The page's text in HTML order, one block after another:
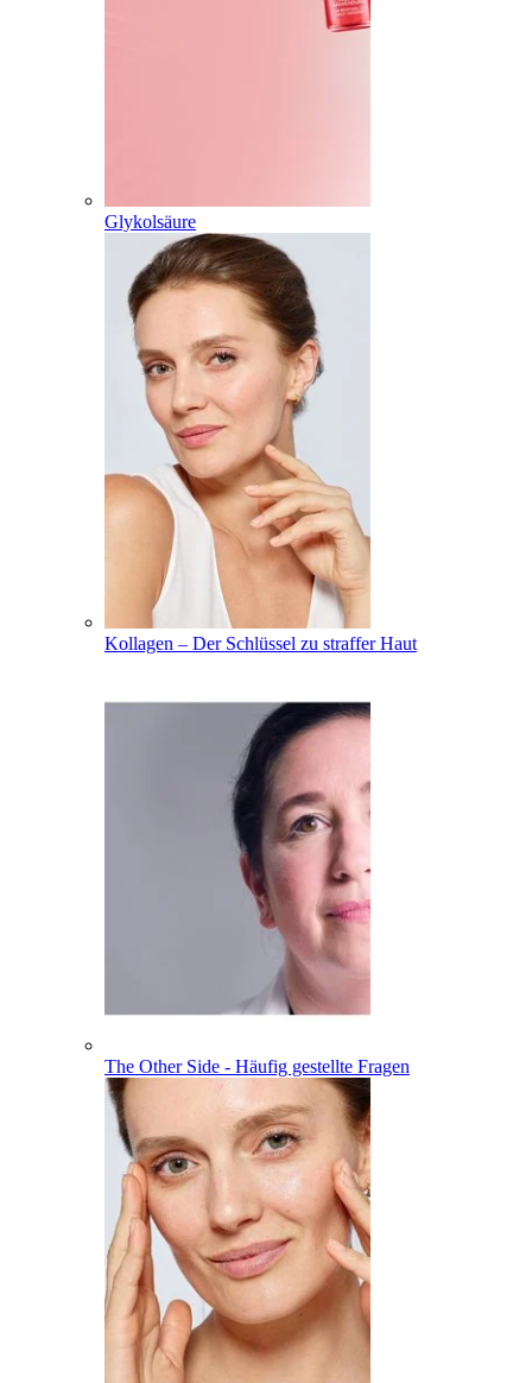
Glykolsäure
Kollagen – Der Schlüssel zu straffer Haut
The Other Side - Häufig gestellte Fragen